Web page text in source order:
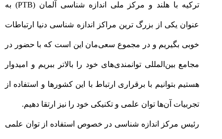
ترکیه با هلند و مرکز ملی اندازه شناسی آلمان (PTB) به
عنوان یکی از بزرگ ترین مراکز اندازه شناسی دنیا ارتباطات
خوبی بگیریم و در مجموع سعی‌مان این است که با حضور در
مجامع بین‌المللی توانمندی‌های خود را بالاتر ببریم و امیدوار
هستیم بتوانیم با برقراری ارتباط با این کشورها و استفاده از
تجربیات آن‌ها توان علمی و تکنیکی خود را نیز ارتقا دهیم.
رئیس مرکز اندازه شناسی در خصوص استفاده از توان علمی